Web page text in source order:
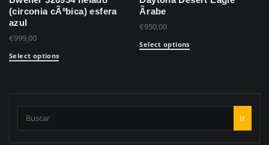
(circonia cÃºbica) esfera
azul
€999,00
Select options
Ãrabe
€950,00
Select options
Ir